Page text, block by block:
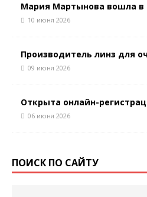
Мария Мартынова вошла в
10 июня 2026
Производитель линз для
09 июня 2026
Открыта онлайн-
06 июня 2026
ПОИСК ПО САЙТУ